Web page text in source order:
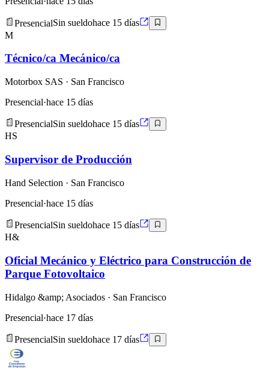
PresencialSin sueldohace 15 días
M
Técnico/ca Mecánico/ca
Motorbox SAS · San Francisco
Presencial·hace 15 días
PresencialSin sueldohace 15 días
HS
Supervisor de Producción
Hand Selection · San Francisco
Presencial·hace 15 días
PresencialSin sueldohace 15 días
H&
Oficial Mecánico y Eléctrico para Construcción de
Parque Fotovoltaico
Hidalgo &amp; Asociados · San Francisco
Presencial·hace 17 días
PresencialSin sueldohace 17 días